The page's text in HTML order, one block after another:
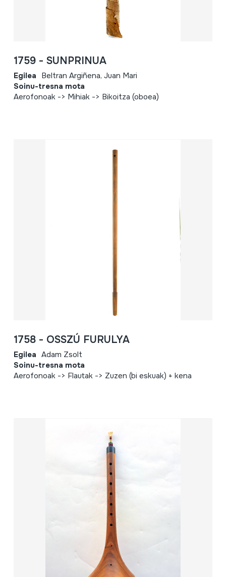
1759 - SUNPRINUA
Egilea Beltran Argiñena, Juan Mari
Soinu-tresna mota
Aerofonoak -> Mihiak -> Bikoitza (oboea)
1758 - OSSZÚ FURULYA
Egilea Adam Zsolt
Soinu-tresna mota
Aerofonoak -> Flautak -> Zuzen (bi eskuak) + kena